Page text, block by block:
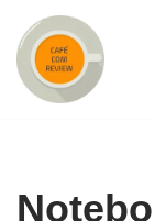
Pular
para